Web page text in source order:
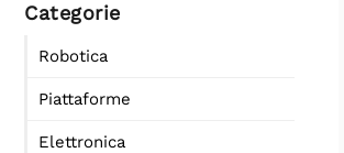
Categorie
Robotica
Piattaforme
Elettronica